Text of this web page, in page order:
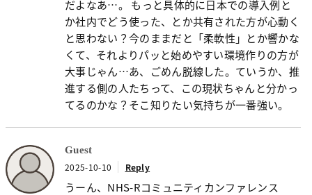
だよなあ…。 もっと具体的に日本での導入例と
か社内でどう使った、とか共有された方が心動く
と思わない？今のままだと「柔軟性」とか響かな
くて、それよりパッと始めやすい環境作りの方が
大事じゃん…あ、ごめん脱線した。ていうか、推
進する側の人たちって、この現状ちゃんと分かっ
てるのかな？そこ知りたい気持ちが一番強い。
Guest
2025-10-10 Reply
うーん、NHS-Rコミュニティカンファレンス